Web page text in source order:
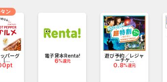
パーグ
...
ン
電子貸本Renta!
6%還元
遊び予約／レジャ
ーチケ...
0.8%還元